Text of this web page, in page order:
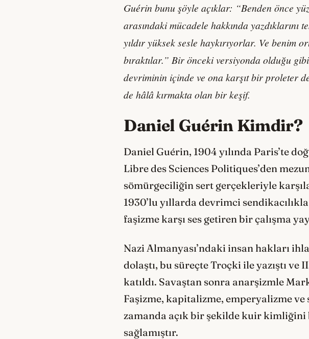
Guérin bunu şöyle açıklar: “Benden önce
arasındaki mücadele hakkında yazdıklarını
yıldır yüksek sesle haykırıyorlar. Ve benim
bıraktılar.” Bir önceki versiyonda olduğu
devriminin içinde ve ona karşıt bir proleter
de hâlâ kırmakta olan bir keşif.
Daniel Guérin Kimdir?
Daniel Guérin, 1904 yılında Paris’te
Libre des Sciences Politiques’den
sömürgeciliğin sert gerçekleriyle
1930’lu yıllarda devrimci
faşizme karşı ses getiren bir çalışma
Nazi Almanyası’ndaki insan hakları
dolaştı, bu süreçte Troçki ile yazıştı ve
katıldı. Savaştan sonra anarşizmle
Faşizme, kapitalizme, emperyalizme
zamanda açık bir şekilde kuir
sağlamıştır.